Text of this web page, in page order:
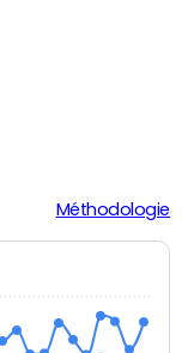
Méthodologie